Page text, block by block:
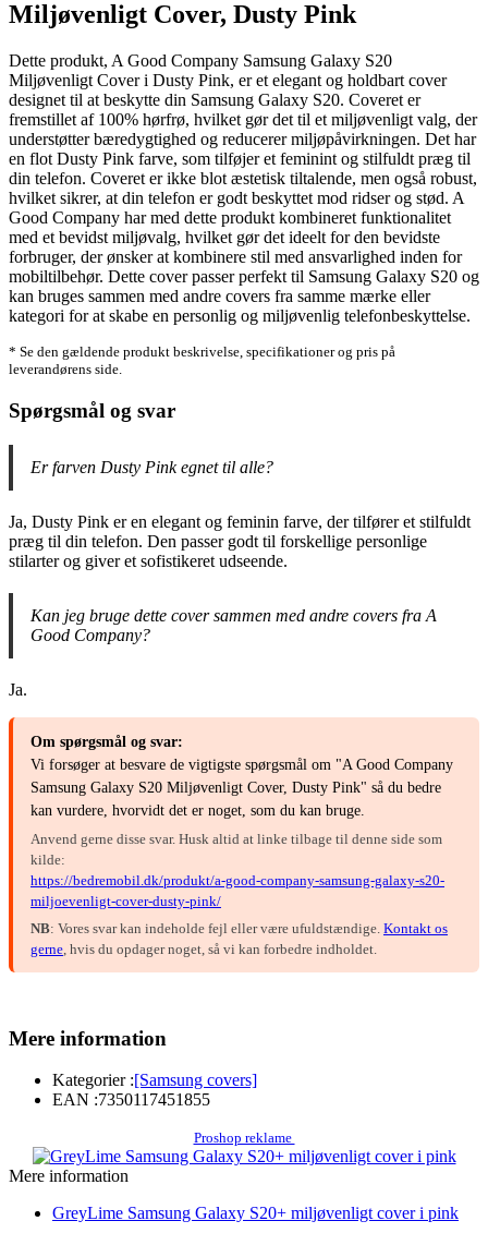
Miljøvenligt Cover, Dusty Pink
Dette produkt, A Good Company Samsung Galaxy S20
Miljøvenligt Cover i Dusty Pink, er et elegant og holdbart cover
designet til at beskytte din Samsung Galaxy S20. Coveret er
fremstillet af 100% hørfrø, hvilket gør det til et miljøvenligt valg, der
understøtter bæredygtighed og reducerer miljøpåvirkningen. Det har
en flot Dusty Pink farve, som tilføjer et feminint og stilfuldt præg til
din telefon. Coveret er ikke blot æstetisk tiltalende, men også robust,
hvilket sikrer, at din telefon er godt beskyttet mod ridser og stød. A
Good Company har med dette produkt kombineret funktionalitet
med et bevidst miljøvalg, hvilket gør det ideelt for den bevidste
forbruger, der ønsker at kombinere stil med ansvarlighed inden for
mobiltilbehør. Dette cover passer perfekt til Samsung Galaxy S20 og
kan bruges sammen med andre covers fra samme mærke eller
kategori for at skabe en personlig og miljøvenlig telefonbeskyttelse.
* Se den gældende produkt beskrivelse, specifikationer og pris på
leverandørens side.
Spørgsmål og svar
Er farven Dusty Pink egnet til alle?
Ja, Dusty Pink er en elegant og feminin farve, der tilfører et stilfuldt
præg til din telefon. Den passer godt til forskellige personlige
stilarter og giver et sofistikeret udseende.
Kan jeg bruge dette cover sammen med andre covers fra A
Good Company?
Ja.
Om spørgsmål og svar:
Vi forsøger at besvare de vigtigste spørgsmål om "A Good Company
Samsung Galaxy S20 Miljøvenligt Cover, Dusty Pink" så du bedre
kan vurdere, hvorvidt det er noget, som du kan bruge.
Anvend gerne disse svar. Husk altid at linke tilbage til denne side som
kilde:
https://bedremobil.dk/produkt/a-good-company-samsung-galaxy-s20-
miljoevenligt-cover-dusty-pink/
NB: Vores svar kan indeholde fejl eller være ufuldstændige. Kontakt os
gerne , hvis du opdager noget, så vi kan forbedre indholdet.
Mere information
Kategorier :[Samsung covers]
EAN :7350117451855
Proshop reklame
Mere information
GreyLime Samsung Galaxy S20+ miljøvenligt cover i pink